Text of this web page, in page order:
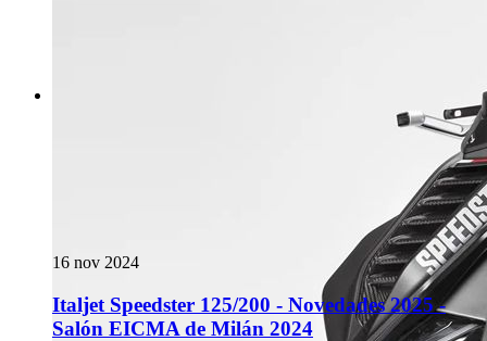
16 nov 2024
Italjet Speedster 125/200 - Novedades 2025 -
Salón EICMA de Milán 2024